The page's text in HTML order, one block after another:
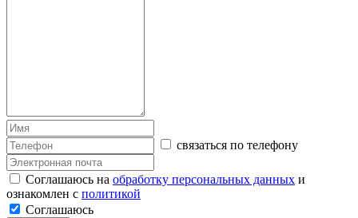
связаться по телефону
Соглашаюсь на обработку персональных данных и
ознакомлен с политикой
Соглашаюсь